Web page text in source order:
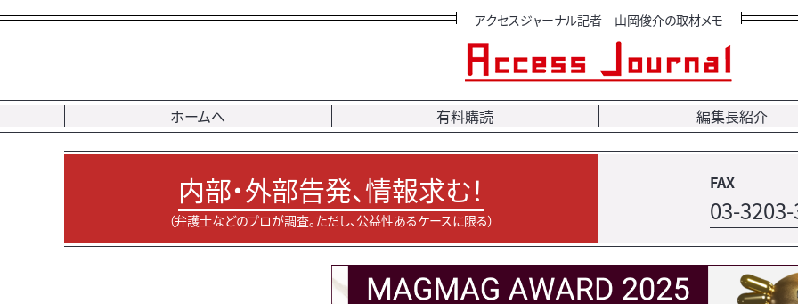
アクセスジャーナル記者 山岡俊介の取材メモ
ホームへ 有料購読 編集長紹介
内部・外部告発、情報求む！
（弁護士などのプロが調査。ただし、公益性あるケースに限る）
FAX
03-